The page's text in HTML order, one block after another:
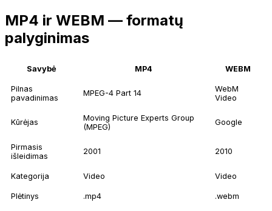
MP4 ir WEBM — formatų
palyginimas
Savybė MP4 WEBM
Pilnas
pavadinimas
MPEG-4 Part 14
WebM
Video
Kūrėjas
Moving Picture Experts Group
(MPEG)
Google
Pirmasis
išleidimas
2001 2010
Kategorija Video Video
Plėtinys .mp4 .webm